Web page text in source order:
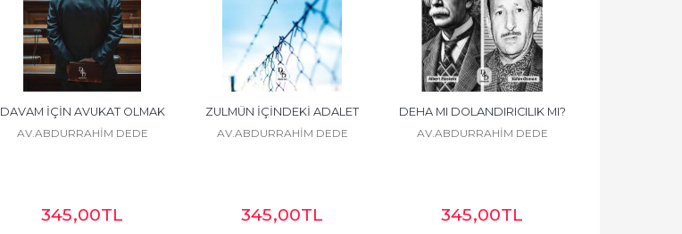
DAVAM İÇİN AVUKAT OLMAK
AV.ABDURRAHİM DEDE
345,00TL
ZULMÜN İÇİNDEKİ ADALET
AV.ABDURRAHİM DEDE
345,00TL
DEHA MI DOLANDIRICILIK MI?
AV.ABDURRAHİM DEDE
345,00TL